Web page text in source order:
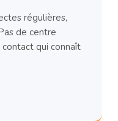
régulières,
de centre
qui connaît